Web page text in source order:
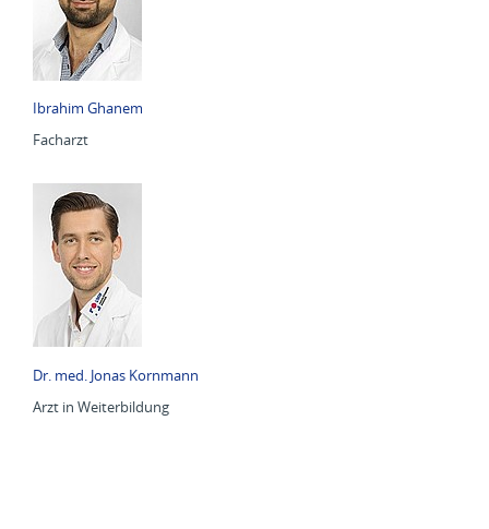
Ibrahim Ghanem
Facharzt
Dr. med. Jonas Kornmann
Arzt in Weiterbildung